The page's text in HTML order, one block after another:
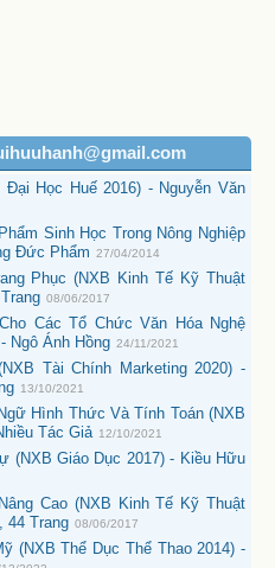
Học Huế 2016) - Nguyễn Văn
Sinh Học Trong Nông Nghiệp
Đức Phẩm 27/04/2014
Phục (NXB Kinh Tế Kỹ Thuật
08/06/2017
Các Tổ Chức Văn Hóa Nghệ
Ngô Ánh Hồng 24/11/2021
Tài Chính Marketing 2020) -
13/10/2021
Hình Thức Và Tính Toán (NXB
Tác Giả 12/10/2021
(NXB Giáo Dục 2017) - Kiều Hữu
Cao (NXB Kinh Tế Kỹ Thuật
44 Trang 08/06/2017
(NXB Thể Dục Thể Thao 2014) -